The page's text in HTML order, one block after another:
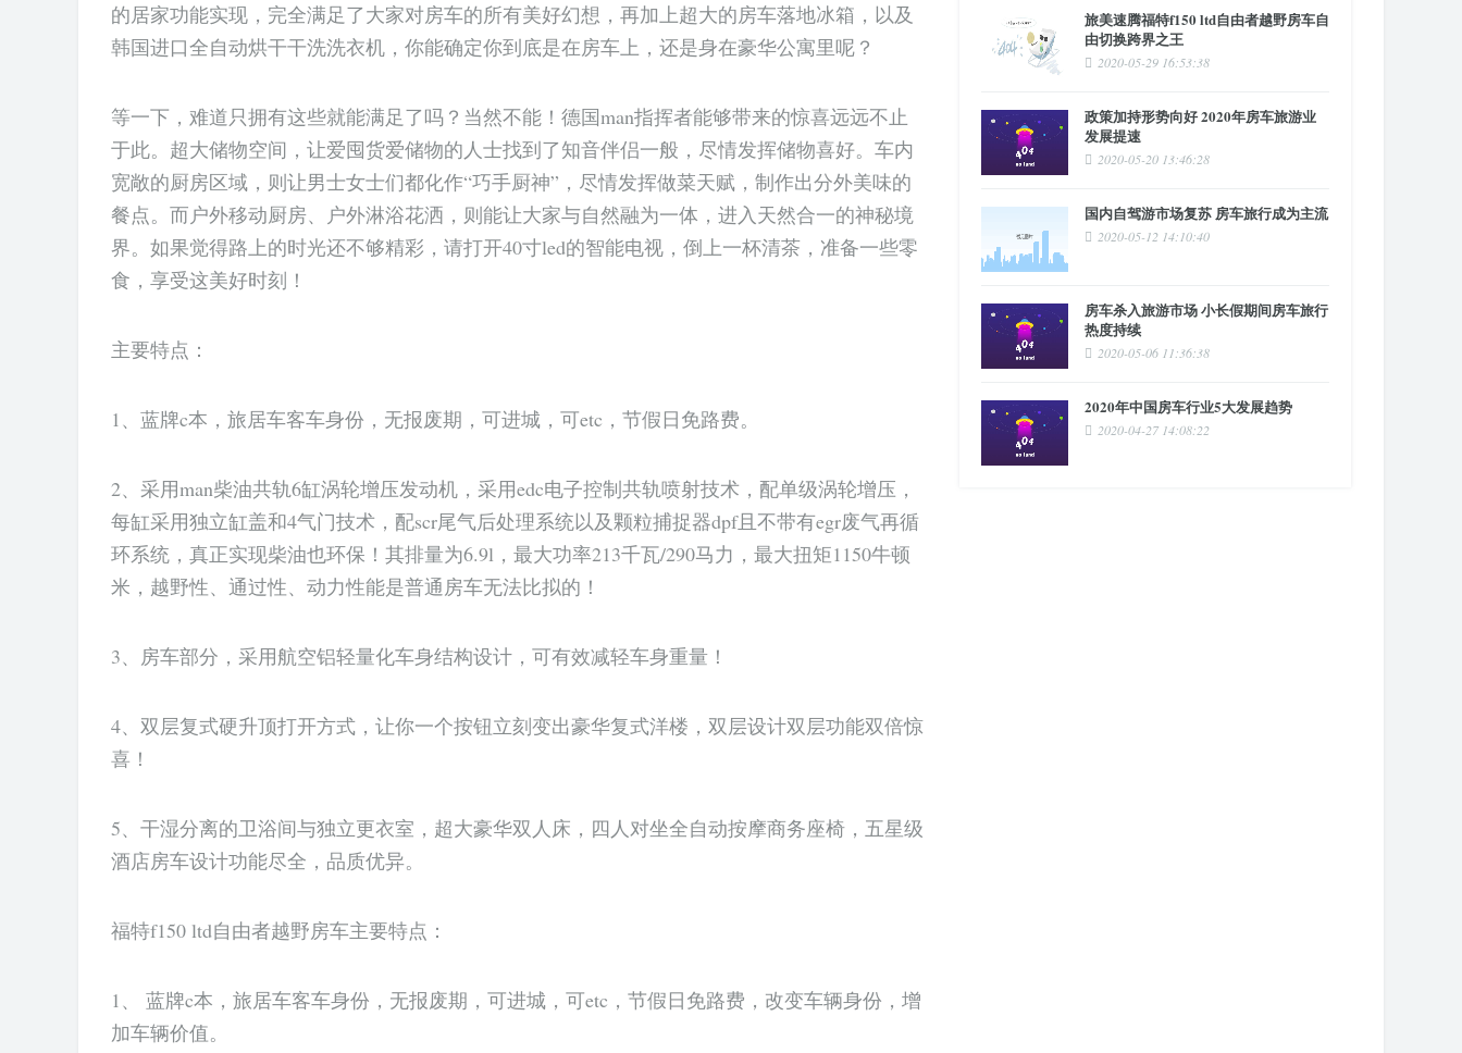
的居家功能实现，完全满足了大家对房车的所有美好幻想，再加上超大的房车落地冰箱，以及
韩国进口全自动烘干干洗洗衣机，你能确定你到底是在房车上，还是身在豪华公寓里呢？
等一下，难道只拥有这些就能满足了吗？当然不能！德国man指挥者能够带来的惊喜远远不止
于此。超大储物空间，让爱囤货爱储物的人士找到了知音伴侣一般，尽情发挥储物喜好。车内
宽敞的厨房区域，则让男士女士们都化作“巧手厨神”，尽情发挥做菜天赋，制作出分外美味的
餐点。而户外移动厨房、户外淋浴花洒，则能让大家与自然融为一体，进入天然合一的神秘境
界。如果觉得路上的时光还不够精彩，请打开40寸led的智能电视，倒上一杯清茶，准备一些零
食，享受这美好时刻！
主要特点：
1、蓝牌c本，旅居车客车身份，无报废期，可进城，可etc，节假日免路费。
2、采用man柴油共轨6缸涡轮增压发动机，采用edc电子控制共轨喷射技术，配单级涡轮增压，
每缸采用独立缸盖和4气门技术，配scr尾气后处理系统以及颗粒捕捉器dpf且不带有egr废气再循
环系统，真正实现柴油也环保！其排量为6.9l，最大功率213千瓦/290马力，最大扭矩1150牛顿
米，越野性、通过性、动力性能是普通房车无法比拟的！
3、房车部分，采用航空铝轻量化车身结构设计，可有效减轻车身重量！
4、双层复式硬升顶打开方式，让你一个按钮立刻变出豪华复式洋楼，双层设计双层功能双倍惊
喜！
5、干湿分离的卫浴间与独立更衣室，超大豪华双人床，四人对坐全自动按摩商务座椅，五星级
酒店房车设计功能尽全，品质优异。
福特f150 ltd自由者越野房车主要特点：
1、 蓝牌c本，旅居车客车身份，无报废期，可进城，可etc，节假日免路费，改变车辆身份，增
加车辆价值。
旅美速腾福特f150 ltd自由者越野房车自
由切换跨界之王
2020-05-29 16:53:38
政策加持形势向好 2020年房车旅游业
发展提速
2020-05-20 13:46:28
国内自驾游市场复苏 房车旅行成为主流
2020-05-12 14:10:40
房车杀入旅游市场 小长假期间房车旅行
热度持续
2020-05-06 11:36:38
2020年中国房车行业5大发展趋势
2020-04-27 14:08:22